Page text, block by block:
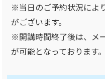
※当日のご予約状況によ
がございます。
※開講時間終了後は、メ
が可能となっております。